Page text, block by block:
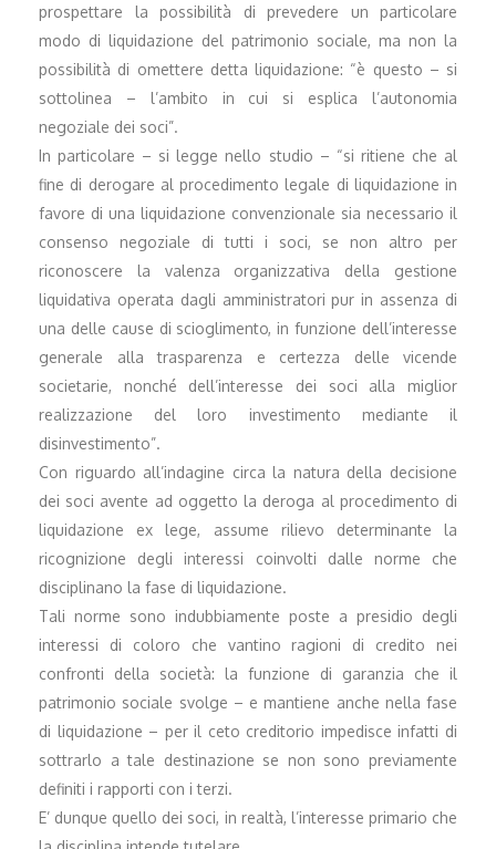
prospettare la possibilità di prevedere un particolare
modo di liquidazione del patrimonio sociale, ma non la
possibilità di omettere detta liquidazione: “è questo – si
sottolinea – l’ambito in cui si esplica l’autonomia
negoziale dei soci”.
In particolare – si legge nello studio – “si ritiene che al
fine di derogare al procedimento legale di liquidazione in
favore di una liquidazione convenzionale sia necessario il
consenso negoziale di tutti i soci, se non altro per
riconoscere la valenza organizzativa della gestione
liquidativa operata dagli amministratori pur in assenza di
una delle cause di scioglimento, in funzione dell’interesse
generale alla trasparenza e certezza delle vicende
societarie, nonché dell’interesse dei soci alla miglior
realizzazione del loro investimento mediante il
disinvestimento”.
Con riguardo all’indagine circa la natura della decisione
dei soci avente ad oggetto la deroga al procedimento di
liquidazione ex lege, assume rilievo determinante la
ricognizione degli interessi coinvolti dalle norme che
disciplinano la fase di liquidazione.
Tali norme sono indubbiamente poste a presidio degli
interessi di coloro che vantino ragioni di credito nei
confronti della società: la funzione di garanzia che il
patrimonio sociale svolge – e mantiene anche nella fase
di liquidazione – per il ceto creditorio impedisce infatti di
sottrarlo a tale destinazione se non sono previamente
definiti i rapporti con i terzi.
E’ dunque quello dei soci, in realtà, l’interesse primario che